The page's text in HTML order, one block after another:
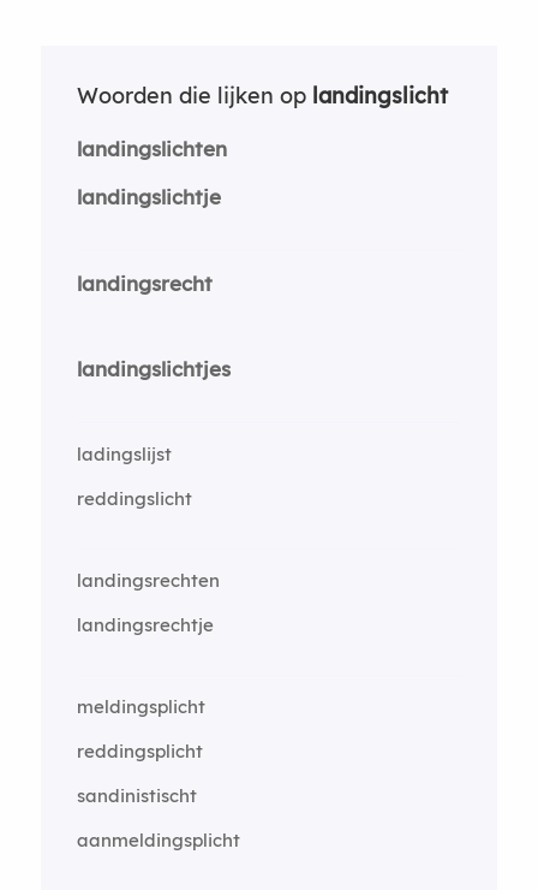
Woorden die lijken op landingslicht
landingslichten
landingslichtje
landingsrecht
landingslichtjes
ladingslijst
reddingslicht
landingsrechten
landingsrechtje
meldingsplicht
reddingsplicht
sandinistischt
aanmeldingsplicht